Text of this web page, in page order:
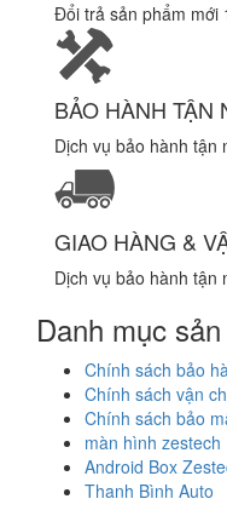
Đổi trả sản phẩm mới
BẢO HÀNH TẬN
Dịch vụ bảo hành tận
GIAO HÀNG &
Dịch vụ bảo hành tận
Danh mục
Chính sách bảo
Chính sách vận
Chính sách bảo
màn hình zestech
Android Box
Thanh Bình Auto